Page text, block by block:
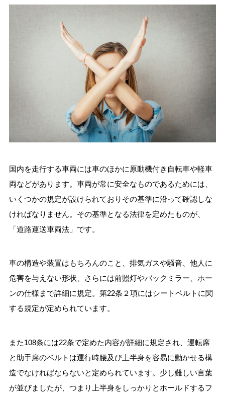
国内を走行する車両には車のほかに原動機付き自転車や軽車
両などがあります。車両が常に安全なものであるためには、
いくつかの規定が設けられておりその基準に沿って確認しな
ければなりません。その基準となる法律を定めたものが、
「道路運送車両法」です。
車の構造や装置はもちろんのこと、排気ガスや騒音、他人に
危害を与えない形状、さらには前照灯やバックミラー、ホー
ンの仕様まで詳細に規定。第22条２項にはシートベルトに関
する規定が定められています。
また108条には22条で定めた内容が詳細に規定され、運転席
と助手席のベルトは運行時腰及び上半身を容易に動かせる構
造でなければならないと定められています。少し難しい言葉
が並びましたが、つまり上半身をしっかりとホールドするフ